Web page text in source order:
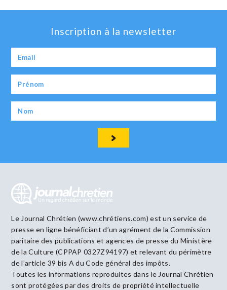
Inscription à la newsletter
Le Journal Chrétien (www.chrétiens.com) est un service de
presse en ligne bénéficiant d’un agrément de la Commission
paritaire des publications et agences de presse du Ministère
de la Culture (CPPAP 0327Z94197) et relevant du périmètre
de l’article 39 bis A du Code général des impôts.
Toutes les informations reproduites dans le Journal Chrétien
sont protégées par des droits de propriété intellectuelle